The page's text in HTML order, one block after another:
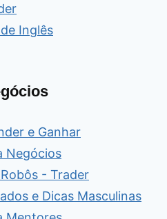
Inglês
e Ganhar
Negócios
- Trader
e Dicas Masculinas